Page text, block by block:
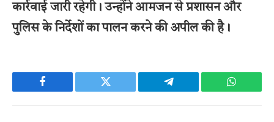
कार्रवाई जारी रहेगी। उन्होंने आमजन से प्रशासन और
पुलिस के निर्देशों का पालन करने की अपील की है।
Facebook Twitter Telegram